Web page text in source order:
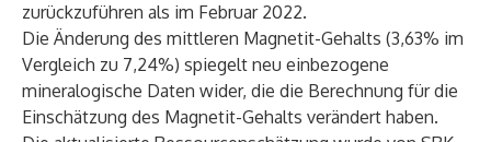
zurückzuführen als im Februar 2022.
Die Änderung des mittleren Magnetit-Gehalts (3,63% im
Vergleich zu 7,24%) spiegelt neu einbezogene
mineralogische Daten wider, die die Berechnung für die
Einschätzung des Magnetit-Gehalts verändert haben.